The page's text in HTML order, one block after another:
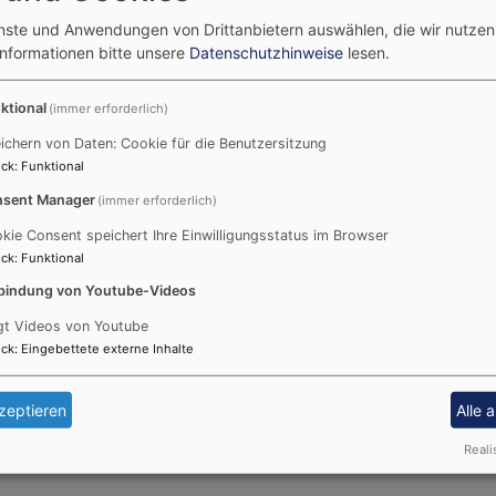
ohne unsere Kleinsten?
wir einen Familiengottesdienst, der von einem Team
wird. Bei den Treffen wird gespielt, es werden
oder andere Bild gemalt oder gebastelt.
ist herzlich willkommen!
gibt es bei Pfarrerin Koschnitzke.
und Anwendungen von Drittanbietern auswählen, die wir
bitte unsere Datenschutzhinweise lesen.
(immer erforderlich)
von Daten: Cookie für die Benutzersitzung
: Funktional
Manager (immer erforderlich)
Consent speichert Ihre Einwilligungsstatus im Browser
: Funktional
von Youtube-Videos
Videos von Youtube
: Eingebettete externe Inhalte
Alle